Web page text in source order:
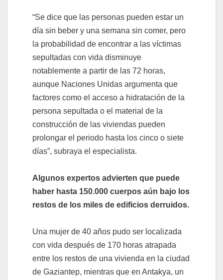
“Se dice que las personas pueden estar un
día sin beber y una semana sin comer, pero
la probabilidad de encontrar a las víctimas
sepultadas con vida disminuye
notablemente a partir de las 72 horas,
aunque Naciones Unidas argumenta que
factores como el acceso a hidratación de la
persona sepultada o el material de la
construcción de las viviendas pueden
prolongar el periodo hasta los cinco o siete
días”, subraya el especialista.
Algunos expertos advierten que puede
haber hasta 150.000 cuerpos aún bajo los
restos de los miles de edificios derruidos.
Una mujer de 40 años pudo ser localizada
con vida después de 170 horas atrapada
entre los restos de una vivienda en la ciudad
de Gaziantep, mientras que en Antakya, un